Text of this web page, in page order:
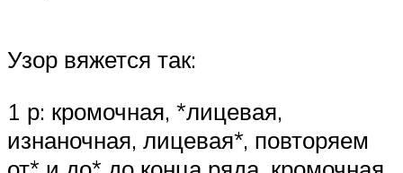
Узор вяжется так:
1 р: кромочная, *лицевая,
изнаночная, лицевая*, повторяем